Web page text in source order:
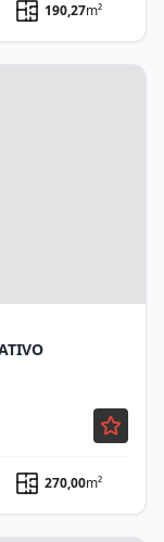
190,27m²
270,00m²